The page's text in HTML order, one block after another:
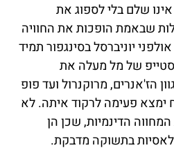
שלם בלי לספוג את
שבאמת הופכות את החוויה
יוניברסל בסינגפור תמיד
של מל מעלה את
הז'אנרים, מרוקנרול ועד פופ
ימצא פעימה לרקוד איתה. לא
הדינמיות, שכן הן
בתשוקה מדבקת.